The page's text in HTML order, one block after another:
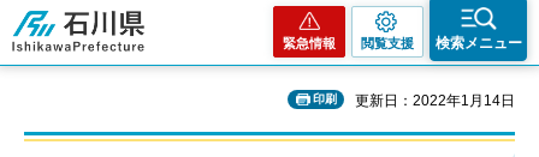
石川県
緊急情報 閲覧支援 検索メニュー
印刷 更新日：2022年1月14日